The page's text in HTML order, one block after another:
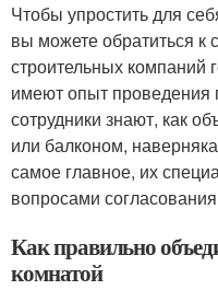
Чтобы упростить для
вы можете обратиться к
строительных компаний
имеют опыт проведения
сотрудники знают, как
или балконом,
самое главное, их
вопросами
Как правильно
комнатой